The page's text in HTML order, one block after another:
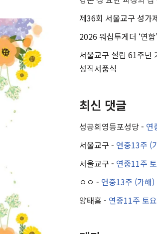
제36회 서울교구 성가
2026 워십투게더 ‘연합’
서울교구 설립 61주년
성직서품식
최신 댓글
성공회영등포성당- 연
서울교구 - 연중13주 (
서울교구 - 연중11주
ㅇㅇ - 연중13주 (가해)
양태흠 - 연중11주 토